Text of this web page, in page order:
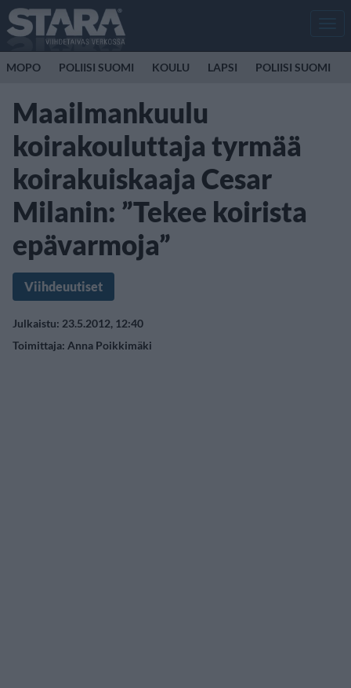
MOPO POLIISI SUOMI KOULU LAPSI POLIISI SUOMI
Maailmankuulu
koirakouluttaja tyrmää
koirakuiskaaja Cesar
Milanin: ”Tekee koirista
epävarmoja”
Viihdeuutiset
Julkaistu: 23.5.2012, 12:40
Toimittaja: Anna Poikkimäki